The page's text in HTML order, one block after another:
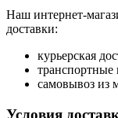
Наш интернет-
доставки:
курьерская
транспортные
самовывоз из
Условия